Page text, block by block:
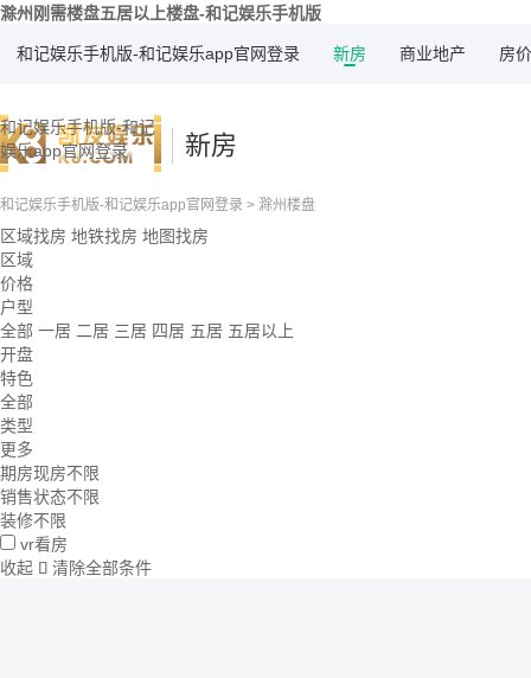
滁州刚需楼盘五居以上楼盘-和记娱乐手机版
和记娱乐手机版-和记娱乐app官网登录 新房 商业地产 房价
和记娱乐手机版-和记
娱乐app官网登录
新房
和记娱乐手机版-和记娱乐app官网登录 > 滁州楼盘
区域找房 地铁找房 地图找房
区域
价格
户型
全部 一居 二居 三居 四居 五居 五居以上
开盘
特色
全部
类型
更多
期房现房不限
销售状态不限
装修不限
vr看房
收起  清除全部条件